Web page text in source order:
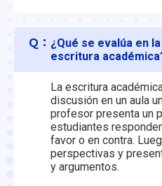
Ｑ： ¿Qué se evalúa en
escritura
La escritura
discusión en un aula
profesor presenta un
estudiantes
favor o en contra.
perspectivas y
y argumentos.